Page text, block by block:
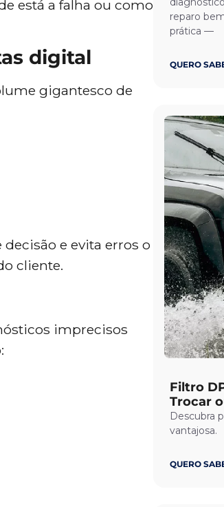
está a falha ou como
digital
gigantesco de
e evita erros o
cliente.
imprecisos
reparo
prática —
QUERO
Filtro
Trocar
Descubra
vantajosa.
QUERO